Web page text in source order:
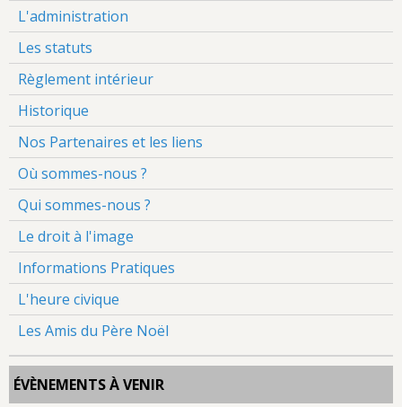
L'administration
Les statuts
Règlement intérieur
Historique
Nos Partenaires et les liens
Où sommes-nous ?
Qui sommes-nous ?
Le droit à l'image
Informations Pratiques
L'heure civique
Les Amis du Père Noël
ÉVÈNEMENTS À VENIR